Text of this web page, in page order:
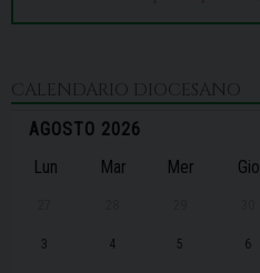
CALENDARIO DIOCESANO
AGOSTO 2026
Lun Mar Mer Gio
3 4 5 6